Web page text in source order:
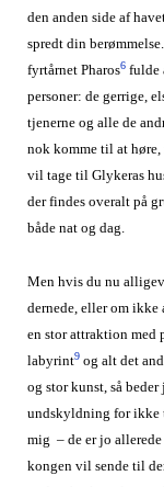
den anden side af
spredt din
fyrtårnet Pharos6fulde
personer: de gerrige,
tjenerne og alle de
nok komme til at høre,
vil tage til Glykeras
der findes overalt på
både nat og dag.
Men hvis du nu
dernede, eller om
en stor attraktion med
labyrint9og alt det
og stor kunst, så
undskyldning for ikke
mig – de er jo
kongen vil sende til